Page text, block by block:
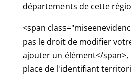
départements de cette
<span
pas le droit de modifier
ajouter un élément</
place de l'identifiant